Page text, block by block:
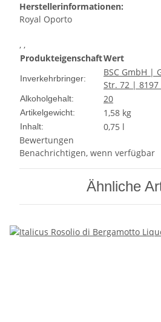
Herstellerinformationen:
Royal Oporto
, ,
ProdukteigenschaftWert
Inverkehrbringer:
BSC GmbH |
Str. 72 |
Alkoholgehalt: 20
Artikelgewicht: 1,58 kg
Inhalt:
0,75 l
Bewertungen
Benachrichtigen, wenn verfügbar
Ähnliche